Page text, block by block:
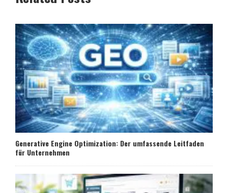
Generative Engine Optimization: Der umfassende Leitfaden
für Unternehmen